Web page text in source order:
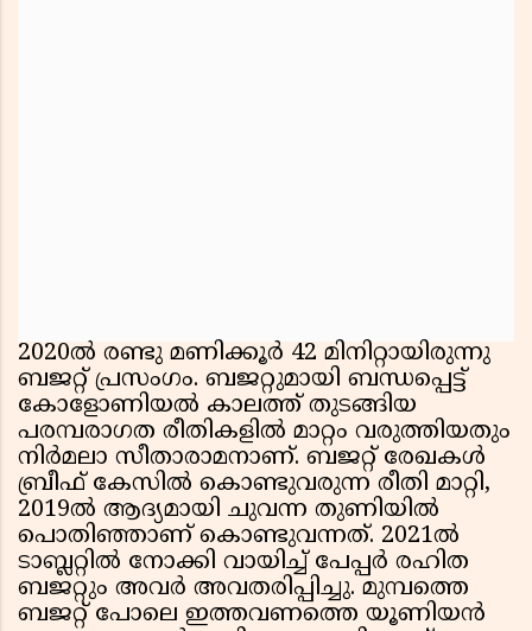
2020ല്‍ രണ്ടു മണിക്കൂര്‍ 42 മിനിറ്റായിരുന്നു
ബജറ്റ് പ്രസംഗം. ബജറ്റുമായി ബന്ധപ്പെട്ട്
കോളോണിയല്‍ കാലത്ത് തുടങ്ങിയ
പരമ്പരാഗത രീതികളില്‍ മാറ്റം വരുത്തിയതും
നിര്‍മലാ സീതാരാമനാണ്. ബജറ്റ് രേഖകള്‍
ബ്രീഫ് കേസില്‍ കൊണ്ടുവരുന്ന രീതി മാറ്റി,
2019ല്‍ ആദ്യമായി ചുവന്ന തുണിയില്‍
പൊതിഞ്ഞാണ് കൊണ്ടുവന്നത്. 2021ല്‍
ടാബ്ലറ്റില്‍ നോക്കി വായിച്ച് പേപ്പര്‍ രഹിത
ബജറ്റും അവര്‍ അവതരിപ്പിച്ചു. മുമ്പത്തെ
ബജറ്റ് പോലെ ഇത്തവണത്തെ യൂണിയന്‍